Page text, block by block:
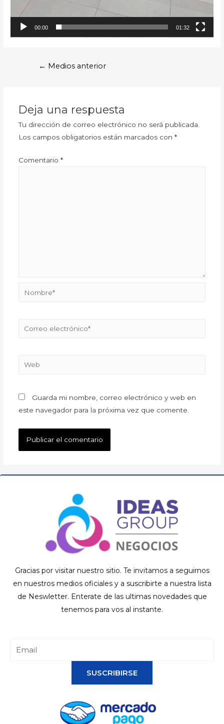
00:00 01:32
← Medios anterior
Deja una respuesta
Tu dirección de correo electrónico no será publicada.
Los campos obligatorios están marcados con *
Comentario *
Guarda mi nombre, correo electrónico y web en
este navegador para la próxima vez que comente.
Gracias por visitar nuestro sitio. Te invitamos a seguirnos
en nuestros medios oficiales y a suscribirte a nuestra lista
de Neswletter. Enterate de las ultimas novedades que
tenemos para vos al instante.
SUSCRIBIRSE